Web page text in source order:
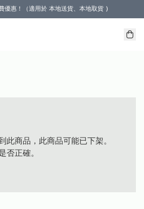
優惠！（適用於 本地送貨、本地取貨 )
此商品，此商品可能已下架。
否正確。